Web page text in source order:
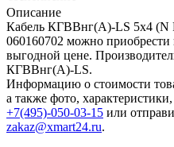
Описание
Кабель КГВВнг(А)-LS 5х4 (N
060160702 можно
выгодной цене.
КГВВнг(А)-LS.
Информацию о стоимости
а также фото,
+7(495)-050-03-15 или
zakaz@xmart24.ru.